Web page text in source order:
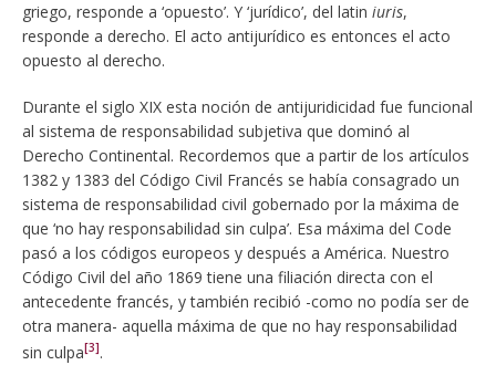
griego, responde a ‘opuesto’. Y ‘jurídico’, del latin iuris,
responde a derecho. El acto antijurídico es entonces el acto
opuesto al derecho.
Durante el siglo XIX esta noción de antijuridicidad fue funcional
al sistema de responsabilidad subjetiva que dominó al
Derecho Continental. Recordemos que a partir de los artículos
1382 y 1383 del Código Civil Francés se había consagrado un
sistema de responsabilidad civil gobernado por la máxima de
que ‘no hay responsabilidad sin culpa’. Esa máxima del Code
pasó a los códigos europeos y después a América. Nuestro
Código Civil del año 1869 tiene una filiación directa con el
antecedente francés, y también recibió -como no podía ser de
otra manera- aquella máxima de que no hay responsabilidad
sin culpa[3].